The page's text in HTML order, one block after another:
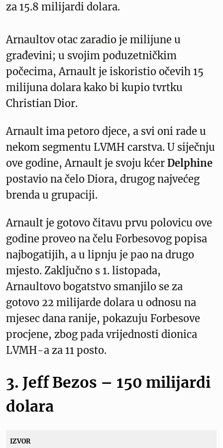
za 15.8 milijardi dolara.
Arnaultov otac zaradio je milijune u
građevini; u svojim poduzetničkim
počecima, Arnault je iskoristio očevih 15
milijuna dolara kako bi kupio tvrtku
Christian Dior.
Arnault ima petoro djece, a svi oni rade u
nekom segmentu LVMH carstva. U siječnju
ove godine, Arnault je svoju kćer Delphine
postavio na čelo Diora, drugog najvećeg
brenda u grupaciji.
Arnault je gotovo čitavu prvu polovicu ove
godine proveo na čelu Forbesovog popisa
najbogatijih, a u lipnju je pao na drugo
mjesto. Zaključno s 1. listopada,
Arnaultovo bogatstvo smanjilo se za
gotovo 22 milijarde dolara u odnosu na
mjesec dana ranije, pokazuju Forbesove
procjene, zbog pada vrijednosti dionica
LVMH-a za 11 posto.
3. Jeff Bezos – 150 milijardi
dolara
IZVOR